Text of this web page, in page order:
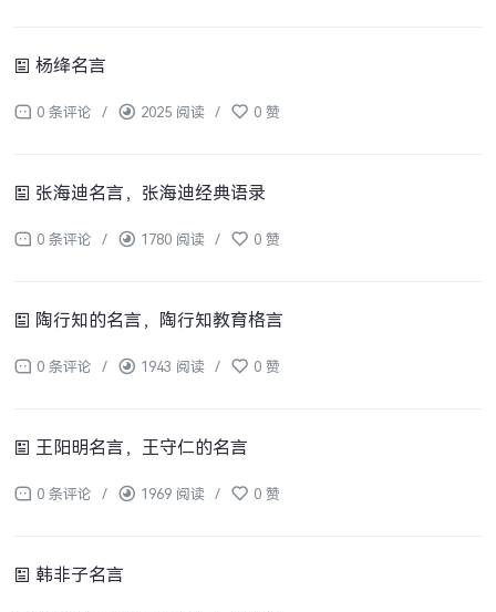
杨绛名言
0 条评论 / 2025 阅读 / 0 赞
张海迪名言，张海迪经典语录
0 条评论 / 1780 阅读 / 0 赞
陶行知的名言，陶行知教育格言
0 条评论 / 1943 阅读 / 0 赞
王阳明名言，王守仁的名言
0 条评论 / 1969 阅读 / 0 赞
韩非子名言